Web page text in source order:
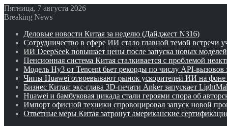
Пятница, 7 августа 2026
Breaking News
Деловые новости Китая за неделю (Дайджест N316)
Сотрудничество в сфере ИИ стало главной темой встречи
ИИ DeepSeek повышает цены после запуска новых моделей
Пенсионная система Китая сталкивается с проблемой
Модель Hy3 от Tencent бьет рекорды по числу API-
Чипы Huawei отвоевывают рынок ускорителей ИИ на фоне
Бизнес Китая: экс-глава 3D-печати Anker запускает
Huawei и бамбуковая цикада стали героями спора об
Импорт офисной техники спровоцировал запуск новой
Ответные меры Китая затронут американские